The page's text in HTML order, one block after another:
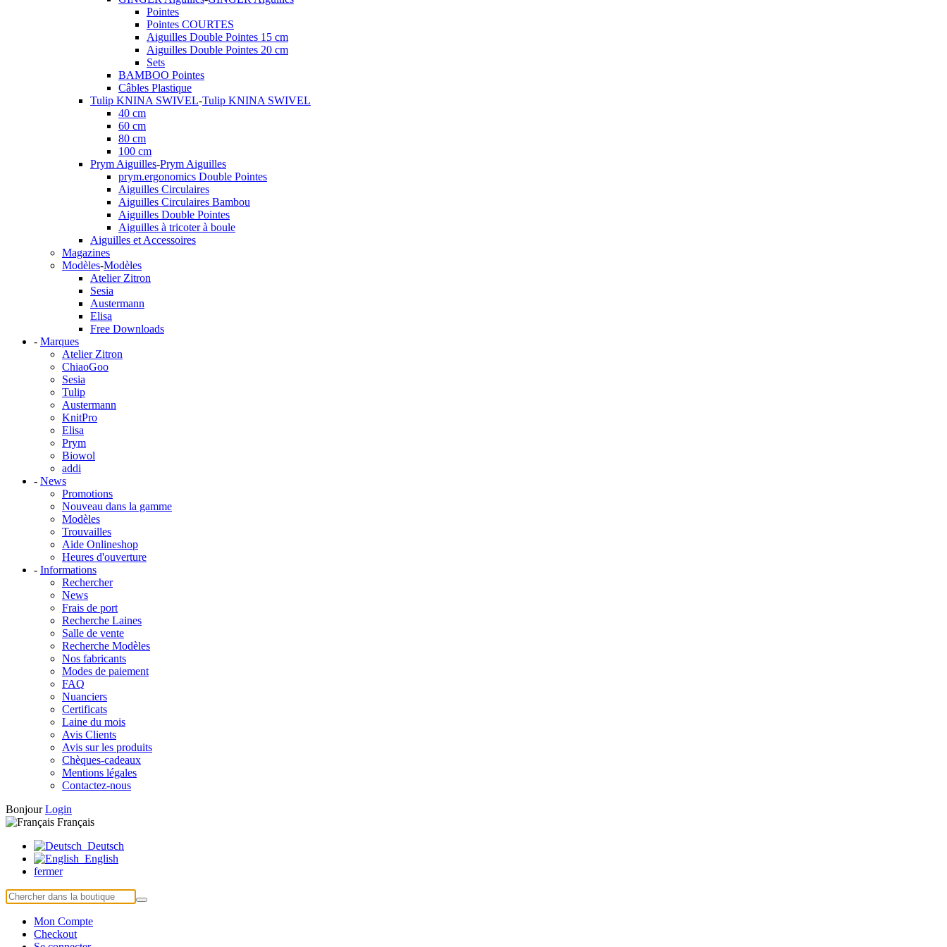
Pointes
Pointes COURTES
Aiguilles Double Pointes 15 cm
Aiguilles Double Pointes 20 cm
Sets
BAMBOO Pointes
Câbles Plastique
Tulip KNINA SWIVEL-Tulip KNINA SWIVEL
40 cm
60 cm
80 cm
100 cm
Prym Aiguilles-Prym Aiguilles
prym.ergonomics Double Pointes
Aiguilles Circulaires
Aiguilles Circulaires Bambou
Aiguilles Double Pointes
Aiguilles à tricoter à boule
Aiguilles et Accessoires
Magazines
Modèles-Modèles
Atelier Zitron
Sesia
Austermann
Elisa
Free Downloads
- Marques
Atelier Zitron
ChiaoGoo
Sesia
Tulip
Austermann
KnitPro
Elisa
Prym
Biowol
addi
- News
Promotions
Nouveau dans la gamme
Modèles
Trouvailles
Aide Onlineshop
Heures d'ouverture
- Informations
Rechercher
News
Frais de port
Recherche Laines
Salle de vente
Recherche Modèles
Nos fabricants
Modes de paiement
FAQ
Nuanciers
Certificats
Laine du mois
Avis Clients
Avis sur les produits
Chèques-cadeaux
Mentions légales
Contactez-nous
Bonjour Login
Français
Deutsch
English
fermer
Mon Compte
Checkout